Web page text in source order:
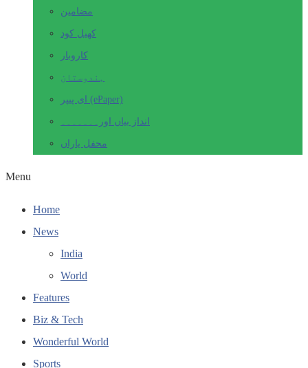
مضامین
کھیل کود
کاروبار
ہندوستان
ای پیپر (ePaper)
انداز بیاں اور۔۔۔۔۔۔۔
محفل یاراں
Menu
Home
News
India
World
Features
Biz & Tech
Wonderful World
Sports